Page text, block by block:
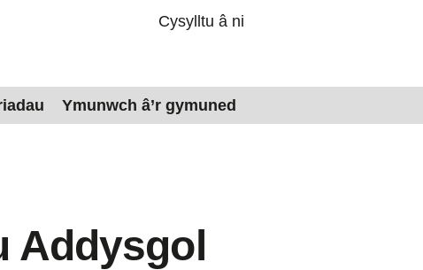
Cysylltu â ni
Ymunwch â’r gymuned
Addysgol